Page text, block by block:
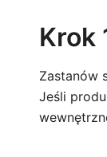
Krok
Zastanów
Jeśli